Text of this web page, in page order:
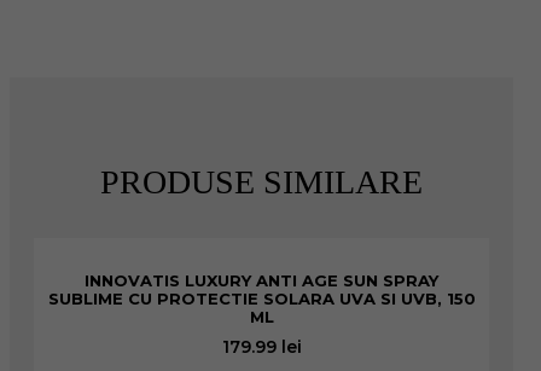
PRODUSE SIMILARE
INNOVATIS LUXURY ANTI AGE SUN SPRAY
SUBLIME CU PROTECTIE SOLARA UVA SI UVB, 150
ML
179.99 lei